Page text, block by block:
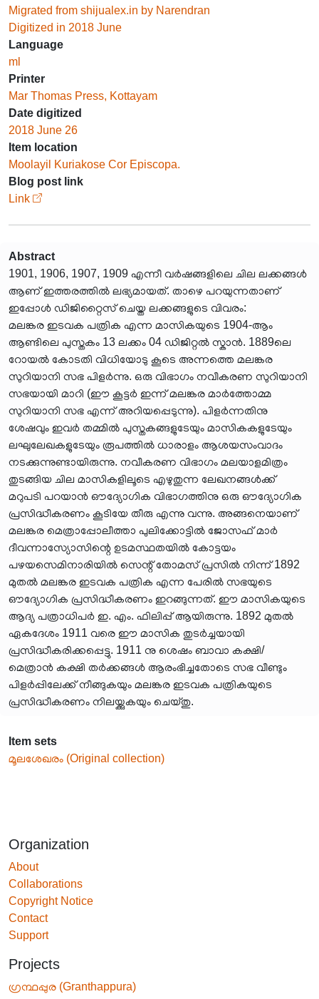
Migrated from shijualex.in by Narendran
Digitized in 2018 June
Language
ml
Printer
Mar Thomas Press, Kottayam
Date digitized
2018 June 26
Item location
Moolayil Kuriakose Cor Episcopa.
Blog post link
Link
Abstract
1901, 1906, 1907, 1909 എന്നീ വർഷങ്ങളിലെ ചില ലക്കങ്ങൾ
ആണ് ഇത്തരത്തിൽ ലഭ്യമായത്. താഴെ പറയുന്നതാണ്
ഇപ്പോൾ ഡിജിറ്റൈസ് ചെയ്ത ലക്കങ്ങളുടെ വിവരം:
മലങ്കര ഇടവക പത്രിക എന്ന മാസികയുടെ 1904-ആം
ആണ്ടിലെ പുസ്തകം 13 ലക്കം 04 ഡിജിറ്റൽ സ്കാൻ. 1889ലെ
റോയൽ കോടതി വിധിയോടു കൂടെ അന്നത്തെ മലങ്കര
സുറിയാനി സഭ പിളർന്നു. ഒരു വിഭാഗം നവീകരണ സുറിയാനി
സഭയായി മാറി (ഈ കൂട്ടർ ഇന്ന് മലങ്കര മാർത്തോമ്മ
സുറിയാനി സഭ എന്ന് അറിയപ്പെടുന്നു). പിളർന്നതിനു
ശേഷവും ഇവർ തമ്മിൽ പുസ്തകങ്ങളുടേയും മാസികകളുടേയും
ലഘുലേഖകളുടേയും രൂപത്തിൽ ധാരാളം ആശയസംവാദം
നടക്കുന്നുണ്ടായിരുന്നു. നവീകരണ വിഭാഗം മലയാളമിത്രം
തുടങ്ങിയ ചില മാസികളിലൂടെ എഴുതുന്ന ലേഖനങ്ങൾക്ക്
മറുപടി പറയാൻ ഔദ്യോഗിക വിഭാഗത്തിനു ഒരു ഔദ്യോഗിക
പ്രസിദ്ധീകരണം കൂടിയേ തീരു എന്നു വന്നു. അങ്ങനെയാണ്
മലങ്കര മെത്രാപ്പോലീത്താ പുലിക്കോട്ടിൽ ജോസഫ് മാർ
ദീവന്നാസ്യോസിന്റെ ഉടമസ്ഥതയിൽ കോട്ടയം
പഴയസെമിനാരിയിൽ സെന്റ് തോമസ് പ്രസിൽ നിന്ന് 1892
മുതൽ മലങ്കര ഇടവക പത്രിക എന്ന പേരിൽ സഭയുടെ
ഔദ്യോഗിക പ്രസിദ്ധീകരണം ഇറങ്ങുന്നത്. ഈ മാസികയുടെ
ആദ്യ പത്രാധിപർ ഇ. എം. ഫിലിപ്പ് ആയിരുന്നു. 1892 മുതൽ
ഏകദേശം 1911 വരെ ഈ മാസിക തുടർച്ചയായി
പ്രസിദ്ധീകരിക്കപ്പെട്ടു. 1911 നു ശെഷം ബാവാ കക്ഷി/
മെത്രാൻ കക്ഷി തർക്കങ്ങൾ ആരംഭിച്ചതോടെ സഭ വീണ്ടും
പിളർപ്പിലേക്ക് നീങ്ങുകയും മലങ്കര ഇടവക പത്രികയുടെ
പ്രസിദ്ധീകരണം നിലയ്ക്കുകയും ചെയ്തു.
Item sets
മൂലശേഖരം (Original collection)
Organization
About
Collaborations
Copyright Notice
Contact
Support
Projects
ഗ്രന്ഥപ്പുര (Granthappura)